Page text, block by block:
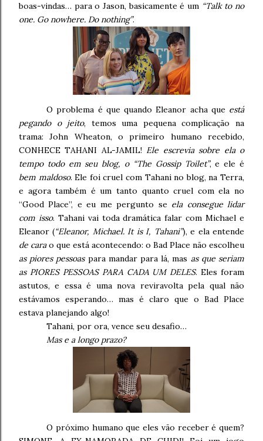
boas-vindas… para o Jason, basicamente é um “Talk to no
one. Go nowhere. Do nothing”.
O problema é que quando Eleanor acha que está
pegando o jeito, temos uma pequena complicação na
trama: John Wheaton, o primeiro humano recebido,
CONHECE TAHANI AL-JAMIL! Ele escrevia sobre ela o
tempo todo em seu blog, o “The Gossip Toilet”, e ele é
bem maldoso. Ele foi cruel com Tahani no blog, na Terra,
e agora também é um tanto quanto cruel com ela no
“Good Place”, e eu me pergunto se ela consegue lidar
com isso. Tahani vai toda dramática falar com Michael e
Eleanor (“Eleanor, Michael. It is I, Tahani”), e ela entende
de carao que está acontecendo: o Bad Place não escolheu
as piores pessoaspara mandar para lá, mas as que seriam
as PIORES PESSOAS PARA CADA UM DELES. Eles foram
astutos, e essa é uma nova reviravolta pela qual não
estávamos esperando… mas é claro que o Bad Place
estava planejando algo!
Tahani, por ora, vence seu desafio…
Mas e a longo prazo?
O próximo humano que eles vão receber é quem?